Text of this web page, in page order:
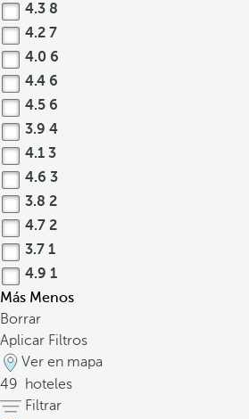
4.3 8
4.2 7
4.0 6
4.4 6
4.5 6
3.9 4
4.1 3
4.6 3
3.8 2
4.7 2
3.7 1
4.9 1
Más Menos
Borrar
Aplicar Filtros
Ver en mapa
49
hoteles
Filtrar